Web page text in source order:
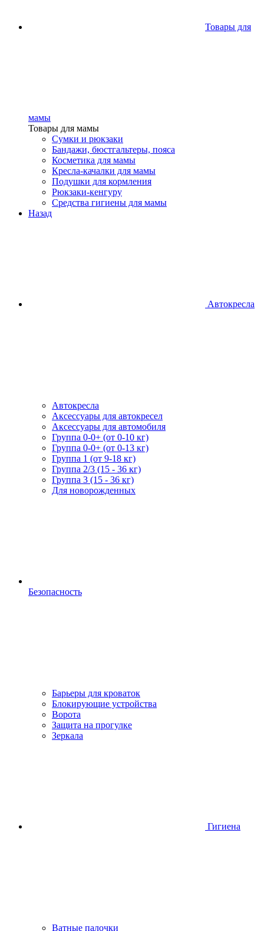
Товары для
мамы
Товары для мамы
Сумки и рюкзаки
Бандажи, бюстгальтеры, пояса
Косметика для мамы
Кресла-качалки для мамы
Подушки для кормления
Рюкзаки-кенгуру
Средства гигиены для мамы
Назад
Автокресла
Автокресла
Аксессуары для автокресел
Аксессуары для автомобиля
Группа 0-0+ (от 0-10 кг)
Группа 0-0+ (от 0-13 кг)
Группа 1 (от 9-18 кг)
Группа 2/3 (15 - 36 кг)
Группа 3 (15 - 36 кг)
Для новорожденных
Безопасность
Барьеры для кроваток
Блокирующие устройства
Ворота
Защита на прогулке
Зеркала
Гигиена
Ватные палочки